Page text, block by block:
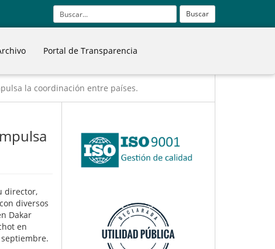
Buscar
Portal de Transparencia
la coordinación entre países.
director,
diversos
Dakar
en